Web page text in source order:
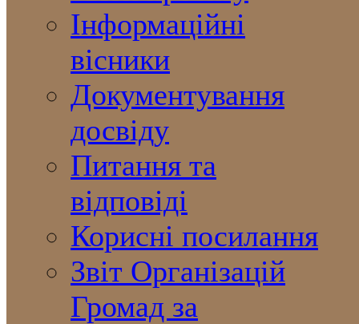
Інформаційні
вісники
Документування
досвіду
Питання та
відповіді
Корисні посилання
Звіт Організацій
Громад за